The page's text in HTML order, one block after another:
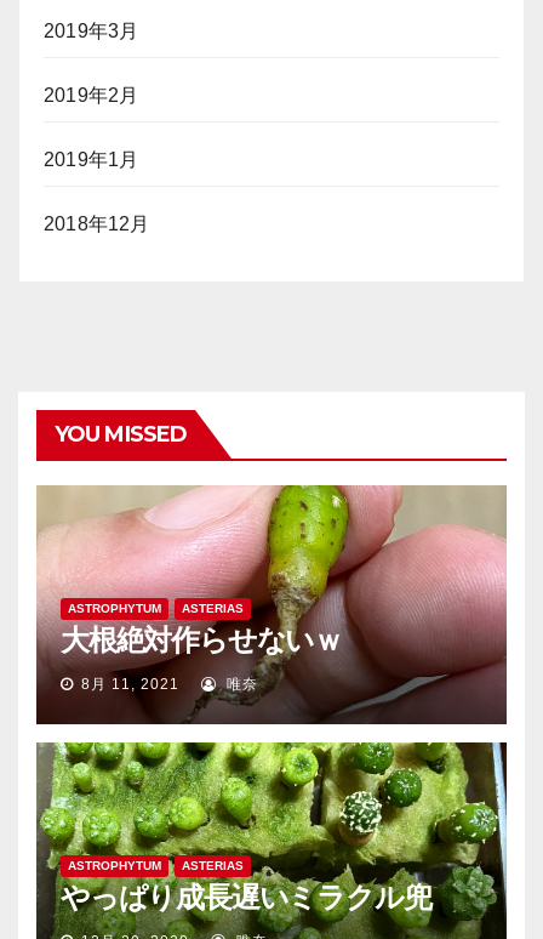
2019年3月
2019年2月
2019年1月
2018年12月
YOU MISSED
ASTROPHYTUM ASTERIAS
大根絶対作らせないｗ
8月 11, 2021 唯奈
ASTROPHYTUM ASTERIAS
やっぱり成長遅いミラクル兜